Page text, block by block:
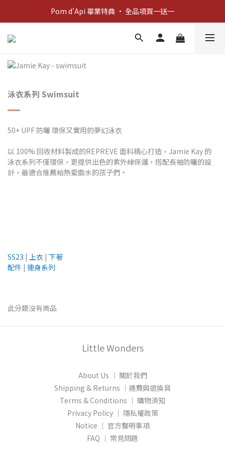
新客歡迎禮：輸入 "welcome10" 享首單九折！
Pom d'Api 畢業特典 · 全品項買一送一
新客歡迎禮：輸入 "welcome10" 享首單九折！
泳衣系列 Swimsuit
50+ UPF 防曬 環保又實用的夢幻泳衣
以 100% 回收材料製成的REPREVE 面料精心打造，Jamie Kay 的
泳衣系列不僅環保，更提供出色的紫外線保護，搭配長袖防曬的設
計，最適合推薦給熱愛戲水的孩子們。
SS23 | 上衣 | 下著
配件 | 連身系列
此分類沒有商品
Little Wonders
About Us │ 關於我們
Shipping & Returns │運費與退換貨
Terms & Conditions │ 購物須知
Privacy Policy │ 隱私權政策
Notice │ 官方聲明事項
FAQ │ 常見問題